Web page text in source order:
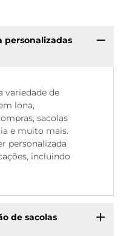
personalizadas
variedade de
lona,
sacolas
e muito mais.
personalizada
incluindo
de sacolas